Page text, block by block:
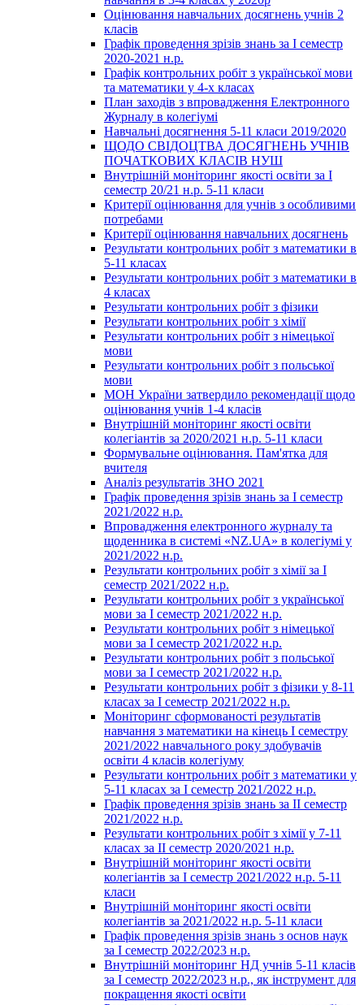
Оцінювання навчальних досягнень учнів 2
класів
Графік проведення зрізів знань за І семестр
2020-2021 н.р.
Графік контрольних робіт з української мови
та математики у 4-х класах
План заходів з впровадження Електронного
Журналу в колегіумі
Навчальні досягнення 5-11 класи 2019/2020
ЩОДО СВІДОЦТВА ДОСЯГНЕНЬ УЧНІВ
ПОЧАТКОВИХ КЛАСІВ НУШ
Внутрішній моніторинг якості освіти за І
семестр 20/21 н.р. 5-11 класи
Критерії оцінювання для учнів з особливими
потребами
Критерії оцінювання навчальних досягнень
Результати контрольних робіт з математики в
5-11 класах
Результати контрольних робіт з математики в
4 класах
Результати контрольних робіт з фізики
Результати контрольних робіт з хімії
Результати контрольних робіт з німецької
мови
Результати контрольних робіт з польської
мови
МОН України затвердило рекомендації щодо
оцінювання учнів 1-4 класів
Внутрішній моніторинг якості освіти
колегіантів за 2020/2021 н.р. 5-11 класи
Формувальне оцінювання. Пам'ятка для
вчителя
Аналіз результатів ЗНО 2021
Графік проведення зрізів знань за І семестр
2021/2022 н.р.
Впровадження електронного журналу та
щоденника в системі «NZ.UA» в колегіумі у
2021/2022 н.р.
Результати контрольних робіт з хімії за І
семестр 2021/2022 н.р.
Результати контрольних робіт з української
мови за І семестр 2021/2022 н.р.
Результати контрольних робіт з німецької
мови за І семестр 2021/2022 н.р.
Результати контрольних робіт з польської
мови за І семестр 2021/2022 н.р.
Результати контрольних робіт з фізики у 8-11
класах за І семестр 2021/2022 н.р.
Моніторинг сформованості результатів
навчання з математики на кінець І семестру
2021/2022 навчального року здобувачів
освіти 4 класів колегіуму
Результати контрольних робіт з математики у
5-11 класах за І семестр 2021/2022 н.р.
Графік проведення зрізів знань за ІІ семестр
2021/2022 н.р.
Результати контрольних робіт з хімії у 7-11
класах за ІІ семестр 2020/2021 н.р.
Внутрішній моніторинг якості освіти
колегіантів за І семестр 2021/2022 н.р. 5-11
класи
Внутрішній моніторинг якості освіти
колегіантів за 2021/2022 н.р. 5-11 класи
Графік проведення зрізів знань з основ наук
за І семестр 2022/2023 н.р.
Внутрішній моніторинг НД учнів 5-11 класів
за І семестр 2022/2023 н.р., як інструмент для
покращення якості освіти